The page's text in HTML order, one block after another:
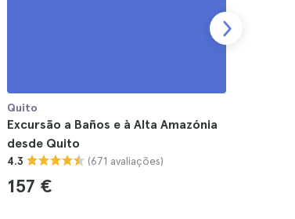
Quito
Excursão a Baños e à Alta Amazónia
desde Quito
4.3 (671 avaliações)
157 €